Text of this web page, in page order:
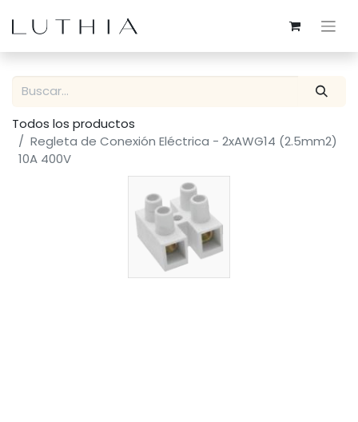
Todos los productos
Regleta de Conexión Eléctrica - 2xAWG14 (2.5mm2)
10A 400V